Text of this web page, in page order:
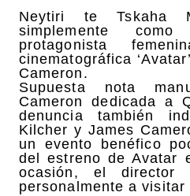
Neytiri te Tskaha
simplemente
protagonista
cinematográfica
Cameron.
Supuesta nota
Cameron dedicada a
denuncia también
Kilcher y James
un evento benéfico
del estreno de Avatar
ocasión, el director
personalmente a visitar